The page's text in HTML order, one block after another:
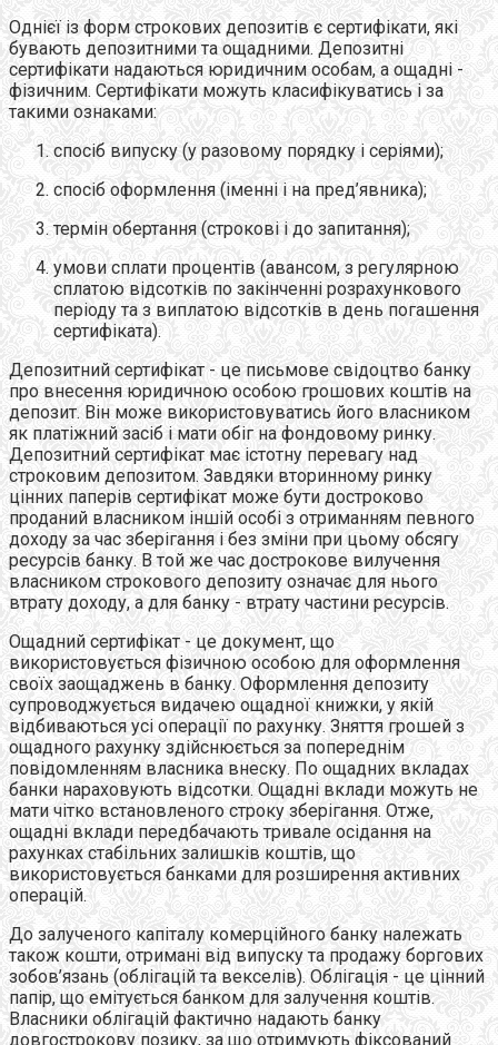
Однієї із форм строкових депозитів є сертифікати, які
бувають депозитними та ощадними. Депозитні
сертифікати надаються юридичним особам, а ощадні -
фізичним. Сертифікати можуть класифікуватись і за
такими ознаками:
спосіб випуску (у разовому порядку і серіями);
спосіб оформлення (іменні і на пред’явника);
термін обертання (строкові і до запитання);
умови сплати процентів (авансом, з регулярною
сплатою відсотків по закінченні розрахункового
періоду та з виплатою відсотків в день погашення
сертифіката).
Депозитний сертифікат - це письмове свідоцтво банку
про внесення юридичною особою грошових коштів на
депозит. Він може використовуватись його власником
як платіжний засіб і мати обіг на фондовому ринку.
Депозитний сертифікат має істотну перевагу над
строковим депозитом. Завдяки вторинному ринку
цінних паперів сертифікат може бути достроково
проданий власником іншій особі з отриманням певного
доходу за час зберігання і без зміни при цьому обсягу
ресурсів банку. В той же час дострокове вилучення
власником строкового депозиту означає для нього
втрату доходу, а для банку - втрату частини ресурсів.
Ощадний сертифікат - це документ, що
використовується фізичною особою для оформлення
своїх заощаджень в банку. Оформлення депозиту
супроводжується видачею ощадної книжки, у якій
відбиваються усі операції по рахунку. Зняття грошей з
ощадного рахунку здійснюється за попереднім
повідомленням власника внеску. По ощадних вкладах
банки нараховують відсотки. Ощадні вклади можуть не
мати чітко встановленого строку зберігання. Отже,
ощадні вклади передбачають тривале осідання на
рахунках стабільних залишків коштів, що
використовується банками для розширення активних
операцій.
До залученого капіталу комерційного банку належать
також кошти, отримані від випуску та продажу боргових
зобов’язань (облігацій та векселів). Облігація - це цінний
папір, що емітується банком для залучення коштів.
Власники облігацій фактично надають банку
довгострокову позику, за що отримують фіксований